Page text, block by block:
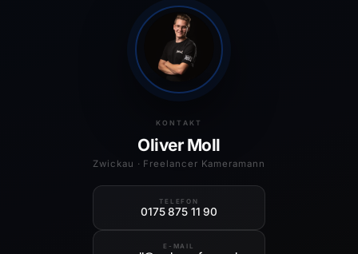
KONTAKT
Oliver Moll
Zwickau · Freelancer Kameramann
TELEFON
0175 875 11 90
E-MAIL